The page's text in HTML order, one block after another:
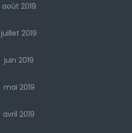
août 2019
juillet 2019
juin 2019
mai 2019
avril 2019